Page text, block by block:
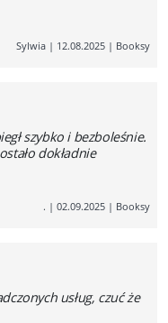
Sylwia | 12.08.2025 | Booksy
szybko i bezboleśnie.
dokładnie
. | 02.09.2025 | Booksy
usług, czuć że